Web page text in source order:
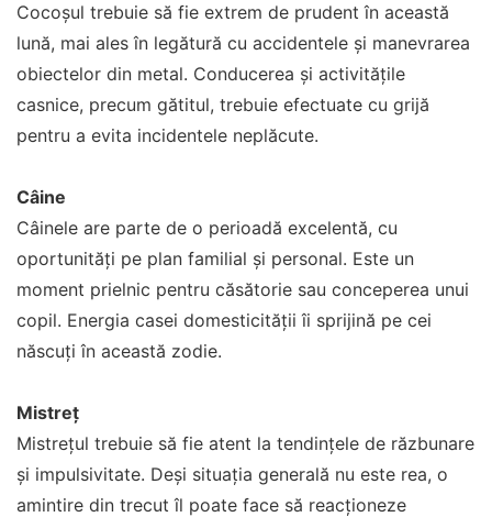
Cocoșul trebuie să fie extrem de prudent în această
lună, mai ales în legătură cu accidentele și manevrarea
obiectelor din metal. Conducerea și activitățile
casnice, precum gătitul, trebuie efectuate cu grijă
pentru a evita incidentele neplăcute.
Câine
Câinele are parte de o perioadă excelentă, cu
oportunități pe plan familial și personal. Este un
moment prielnic pentru căsătorie sau conceperea unui
copil. Energia casei domesticității îi sprijină pe cei
născuți în această zodie.
Mistreț
Mistrețul trebuie să fie atent la tendințele de răzbunare
și impulsivitate. Deși situația generală nu este rea, o
amintire din trecut îl poate face să reacționeze